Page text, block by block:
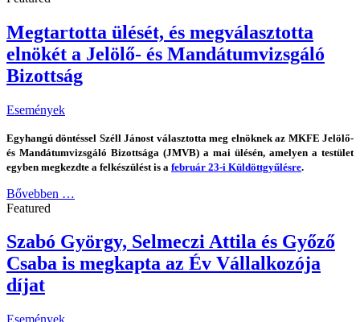
Megtartotta ülését, és megválasztotta
elnökét a Jelölő- és Mandátumvizsgáló
Bizottság
Események
Egyhangú döntéssel Széll Jánost választotta meg elnöknek az MKFE Jelölő-
és Mandátumvizsgáló Bizottsága (JMVB) a mai ülésén, amelyen a testület
egyben megkezdte a felkészülést is a február 23-i Küldöttgyűlésre.
Bővebben …
Featured
Szabó György, Selmeczi Attila és Győző
Csaba is megkapta az Év Vállalkozója
díjat